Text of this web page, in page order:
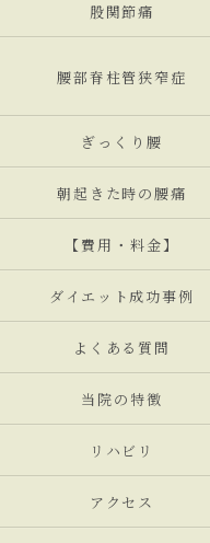
股関節痛
腰部脊柱管狭窄症
ぎっくり腰
朝起きた時の腰痛
【費用・料金】
ダイエット成功事例
よくある質問
当院の特徴
リハビリ
アクセス